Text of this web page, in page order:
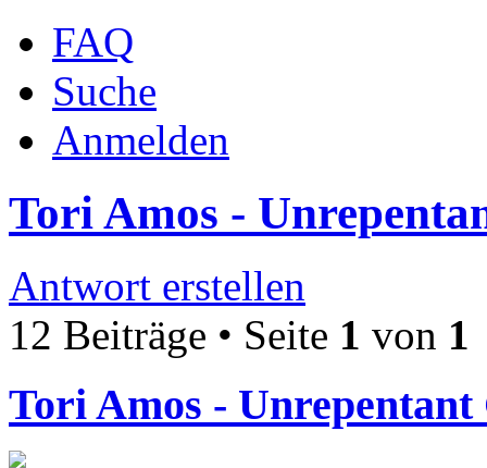
FAQ
Suche
Anmelden
Tori Amos -
Antwort erstellen
12 Beiträge • Seite 1 von 1
Tori Amos - Unrepentant